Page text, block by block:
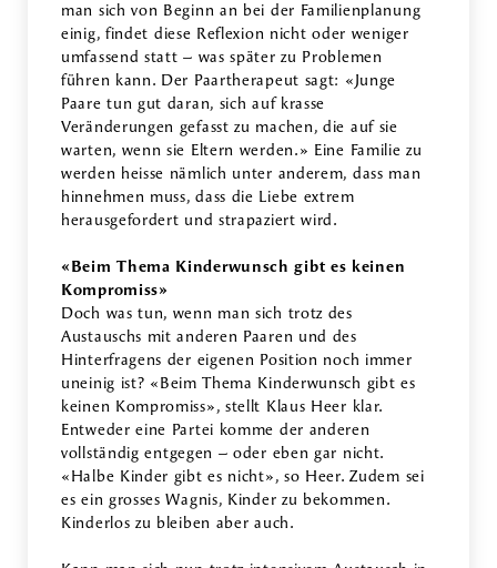
man sich von Beginn an bei der Familienplanung
einig, findet diese Reflexion nicht oder weniger
umfassend statt – was später zu Problemen
führen kann. Der Paartherapeut sagt: «Junge
Paare tun gut daran, sich auf krasse
Veränderungen gefasst zu machen, die auf sie
warten, wenn sie Eltern werden.» Eine Familie zu
werden heisse nämlich unter anderem, dass man
hinnehmen muss, dass die Liebe extrem
herausgefordert und strapaziert wird.
«Beim Thema Kinderwunsch gibt es keinen
Kompromiss»
Doch was tun, wenn man sich trotz des
Austauschs mit anderen Paaren und des
Hinterfragens der eigenen Position noch immer
uneinig ist? «Beim Thema Kinderwunsch gibt es
keinen Kompromiss», stellt Klaus Heer klar.
Entweder eine Partei komme der anderen
vollständig entgegen – oder eben gar nicht.
«Halbe Kinder gibt es nicht», so Heer. Zudem sei
es ein grosses Wagnis, Kinder zu bekommen.
Kinderlos zu bleiben aber auch.